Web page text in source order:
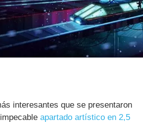
interesantes que se presentaron
apartado artístico en 2,5